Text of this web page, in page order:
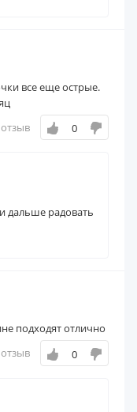
все еще острые.
0
дальше радовать
подходят отлично
0